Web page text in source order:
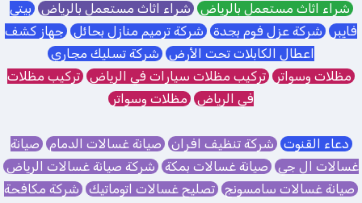
شراء اثاث مستعمل بالرياض شراء اثاث مستعمل بالرياض بيتي
فايبر شركة عزل فوم بجدة شركة ترميم منازل بحائل جهاز كشف
اعطال الكابلات تحت الأرض شركة تسليك مجاري
مظلات وسواتر تركيب مظلات سيارات في الرياض تركيب مظلات
في الرياض مظلات وسواتر
دعاء القنوت شركة تنظيف افران صيانة غسالات الدمام صيانة
غسالات ال جي صيانة غسالات بمكة شركة صيانة غسالات الرياض
صيانة غسالات سامسونج تصليح غسالات اتوماتيك شركة مكافحة